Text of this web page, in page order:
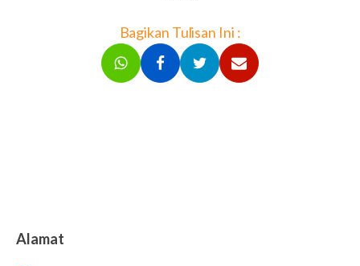
Bagikan Tulisan Ini :
Alamat